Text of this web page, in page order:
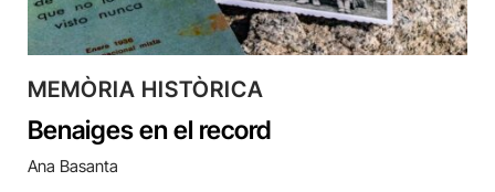
MEMÒRIA HISTÒRICA
Benaiges en el record
Ana Basanta